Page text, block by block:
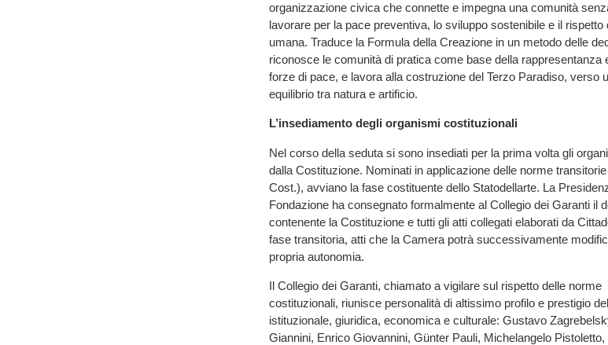
organizzazione civica che connette e impegna una comunità
lavorare per la pace preventiva, lo sviluppo sostenibile e il rispetto
umana. Traduce la Formula della Creazione in un metodo delle
riconosce le comunità di pratica come base della rappresentanza
forze di pace, e lavora alla costruzione del Terzo Paradiso, verso
equilibrio tra natura e artificio.
L’insediamento degli organismi costituzionali
Nel corso della seduta si sono insediati per la prima volta gli
dalla Costituzione. Nominati in applicazione delle norme
Cost.), avviano la fase costituente dello Statodellarte. La
Fondazione ha consegnato formalmente al Collegio dei Garanti il
contenente la Costituzione e tutti gli atti collegati elaborati da
fase transitoria, atti che la Camera potrà successivamente
propria autonomia.
Il Collegio dei Garanti, chiamato a vigilare sul rispetto delle norme
costituzionali, riunisce personalità di altissimo profilo e prestigio
istituzionale, giuridica, economica e culturale: Gustavo
Giannini, Enrico Giovannini, Günter Pauli, Michelangelo